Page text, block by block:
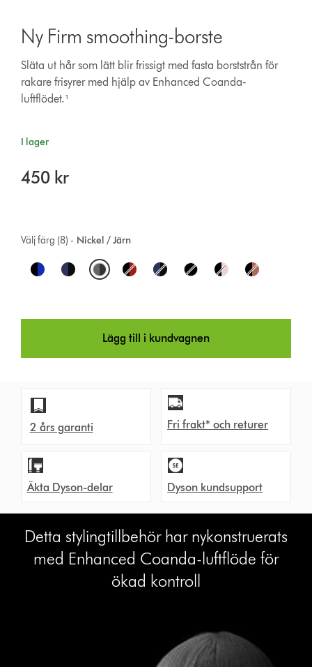
Ny Firm smoothing-borste
Släta ut hår som lätt blir frissigt med fasta borststrån för
rakare frisyrer med hjälp av Enhanced Coanda-
luftflödet.¹
I lager
450 kr
Nickel / Järn
Välj färg (8) -
O
t
n
Lägg till i kundvagnen
2 års garanti Fri frakt* och returer
Äkta Dyson-delar Dyson kundsupport
Detta stylingtillbehör har nykonstruerats
med Enhanced Coanda-luftflöde för
ökad kontroll